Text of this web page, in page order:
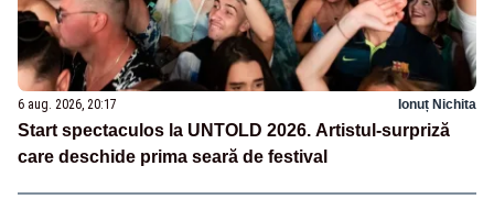
6 aug. 2026, 20:17 Ionuț Nichita
Start spectaculos la UNTOLD 2026. Artistul-surpriză
care deschide prima seară de festival